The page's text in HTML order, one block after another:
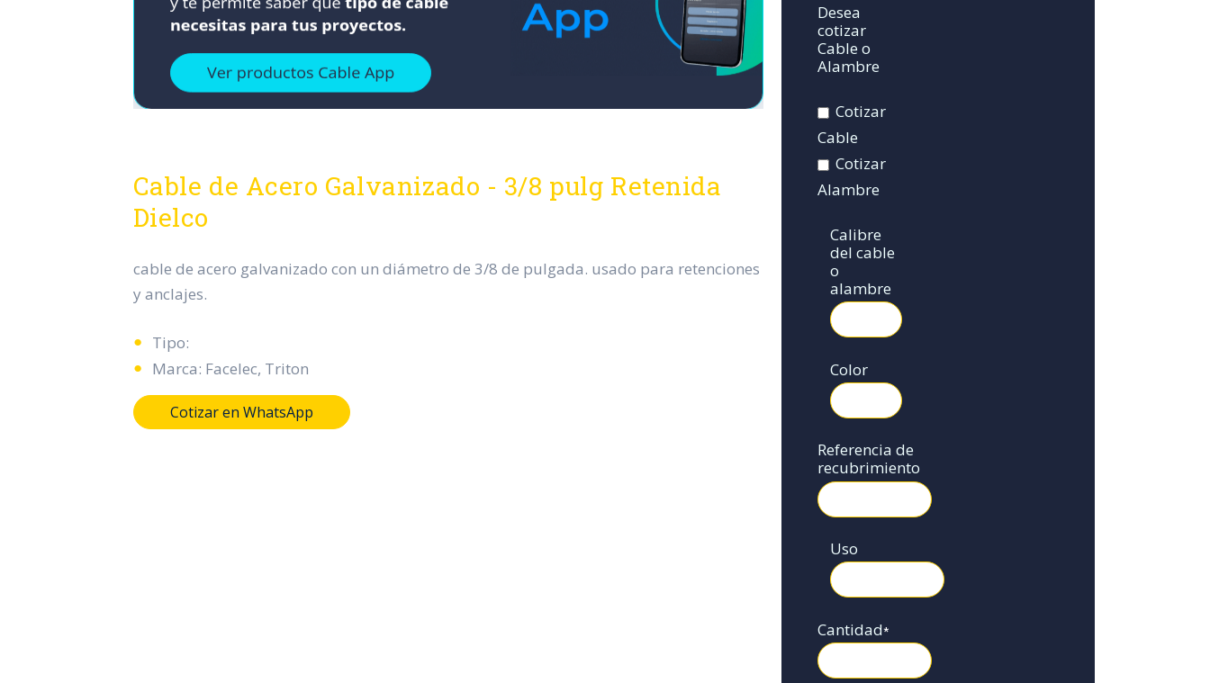
Cable de Acero Galvanizado - 3/8 pulg Retenida
Dielco
cable de acero galvanizado con un diámetro de 3/8 de pulgada. usado para retenciones
y anclajes.
Tipo:
Marca: Facelec, Triton
Cotizar en WhatsApp
Desea
cotizar
Cable o
Alambre
Cotizar
Cable
Cotizar
Alambre
Calibre
del cable
o
alambre
Color
Referencia de
recubrimiento
Uso
Cantidad*